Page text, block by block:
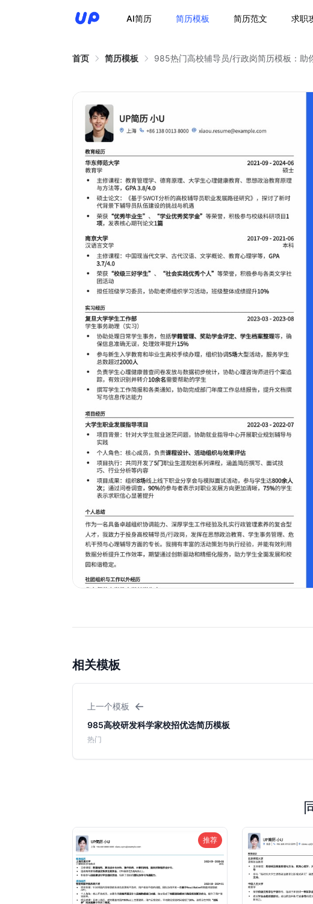
AI简历 简历模板 简历范文 求职
首页 简历模板 985热门高校辅导员/行政岗简历模板：助
相关模板
上一个模板 ←
985高校研发科学家校招优选简历模板
热门
推荐